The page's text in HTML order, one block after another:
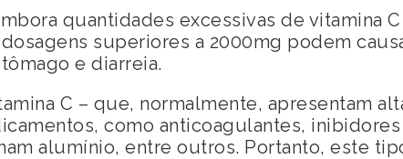
quantidades excessivas de vitamina
superiores a 2000mg podem
e diarreia.
C – que, normalmente, apresentam
como anticoagulantes,
alumínio, entre outros. Portanto, este